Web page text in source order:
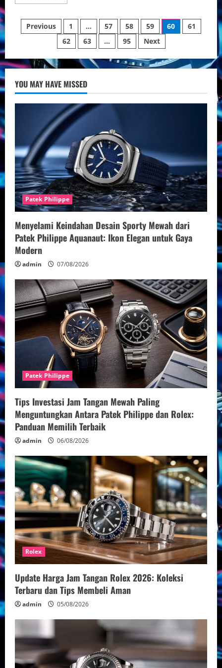
Jam
Tangan
Rolex
Pria
Eksklusif
Posts
pagination
Previous 1 … 57 58 59 60
61
62
63 … 95 Next
YOU MAY HAVE MISSED
Patek Philippe
Menyelami Keindahan Desain Sporty Mewah dari
Patek Philippe Aquanaut: Ikon Elegan untuk Gaya
Modern
admin 07/08/2026
Patek Philippe
Tips Investasi Jam Tangan Mewah Paling
Menguntungkan Antara Patek Philippe dan Rolex:
Panduan Memilih Terbaik
admin 06/08/2026
Rolex
Update Harga Jam Tangan Rolex 2026: Koleksi
Terbaru dan Tips Membeli Aman
admin 05/08/2026